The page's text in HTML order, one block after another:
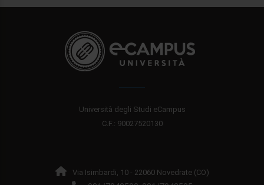
Università degli Studi eCampus
C.F.: 90027520130
Via Isimbardi, 10 - 22060 Novedrate (CO)